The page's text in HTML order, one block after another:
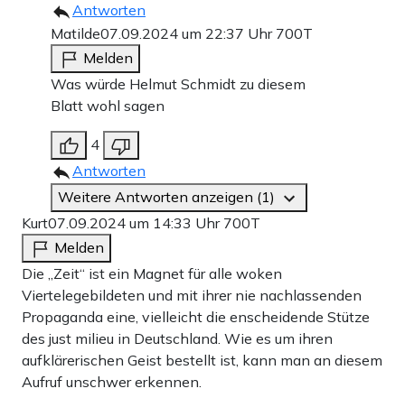
Antworten
Matilde07.09.2024 um 22:37 Uhr 700T
Melden
Was würde Helmut Schmidt zu diesem
Blatt wohl sagen
4
Antworten
Weitere Antworten anzeigen (1)
Kurt07.09.2024 um 14:33 Uhr 700T
Melden
Die „Zeit“ ist ein Magnet für alle woken
Viertelegebildeten und mit ihrer nie nachlassenden
Propaganda eine, vielleicht die enscheidende Stütze
des just milieu in Deutschland. Wie es um ihren
aufklärerischen Geist bestellt ist, kann man an diesem
Aufruf unschwer erkennen.